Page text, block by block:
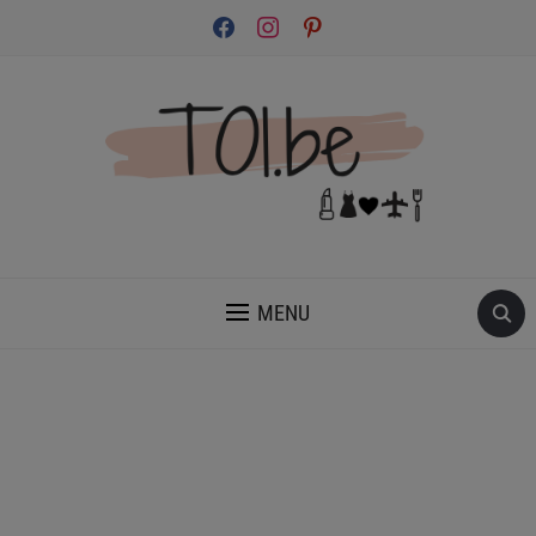
facebookinstagrampinterest
MENU